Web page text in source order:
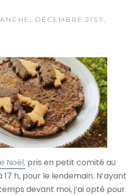
DÉCEMBRE 21ST,
Noël,pris en petit comité au
h, pour le lendemain. N’ayant
devant moi, j’ai opté pour